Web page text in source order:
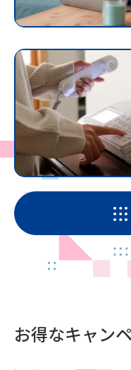
お得なキャン